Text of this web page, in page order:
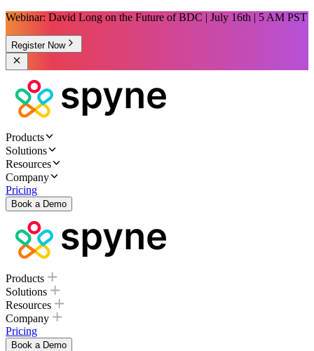
Webinar: David Long on the Future of BDC | July 16th | 5 AM PST
Register Now
Products
Solutions
Resources
Company
Pricing
Book a Demo
Products
Solutions
Resources
Company
Pricing
Book a Demo